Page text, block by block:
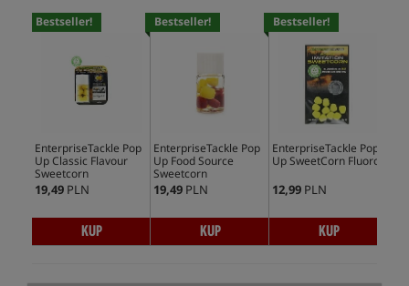
Bestseller!
EnterpriseTackle Pop
Up Classic Flavour
Sweetcorn
19,49 PLN
KUP
Bestseller!
EnterpriseTackle Pop
Up Food Source
Sweetcorn
19,49 PLN
KUP
Bestseller!
EnterpriseTackle Pop
Up SweetCorn Fluoro
12,99 PLN
KUP